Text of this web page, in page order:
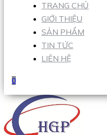
TRANG CHỦ
GIỚI THIỆU
SẢN PHẨM
TIN TỨC
LIÊN HỆ
0